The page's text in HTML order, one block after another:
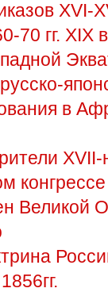
XVI-
гг. XIX
в
конгрессе
Великой